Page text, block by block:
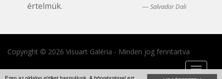
értelmük.
Salvador Dali
Copyright © 2026 Visuart Galéria - Minden jog fenntartva
Toggle